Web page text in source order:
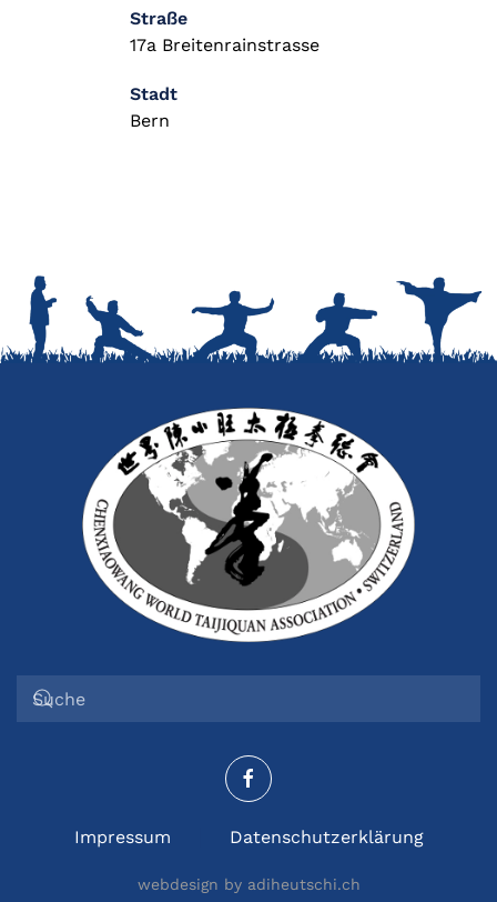
Straße
17a Breitenrainstrasse
Stadt
Bern
Impressum Datenschutzerklärung
webdesign by adiheutschi.ch